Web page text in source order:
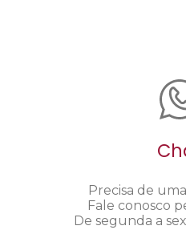
Precisa de
Fale conosco
De segunda a